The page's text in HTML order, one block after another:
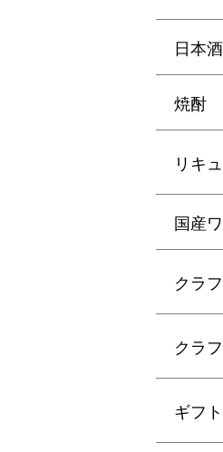
日本酒
焼酎
リキ
国産
クラ
クラ
ギフ